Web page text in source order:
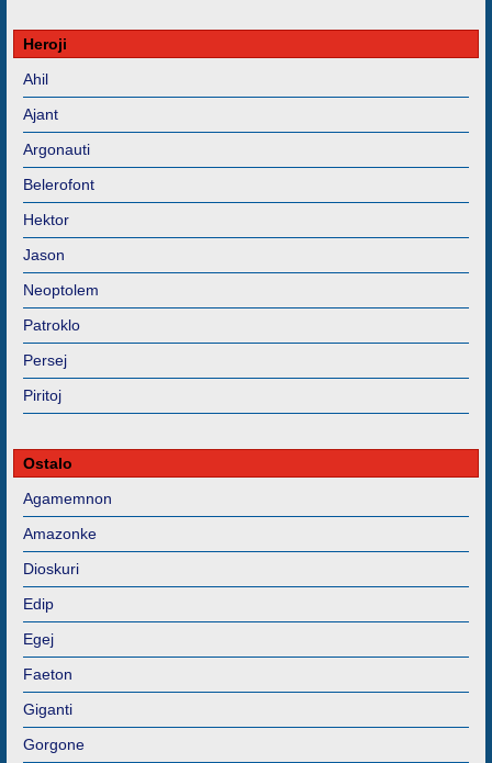
Heroji
Ahil
Ajant
Argonauti
Belerofont
Hektor
Jason
Neoptolem
Patroklo
Persej
Piritoj
Ostalo
Agamemnon
Amazonke
Dioskuri
Edip
Egej
Faeton
Giganti
Gorgone